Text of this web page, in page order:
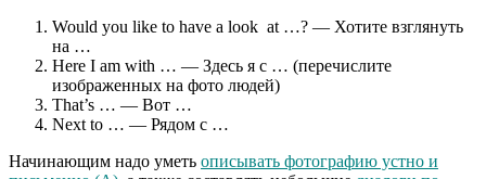
Would you like to have a look at …? — Хотите взглянуть
на …
Here I am with … — Здесь я с … (перечислите
изображенных на фото людей)
That’s … — Вот …
Next to … — Рядом с …
Начинающим надо уметь описывать фотографию устно и